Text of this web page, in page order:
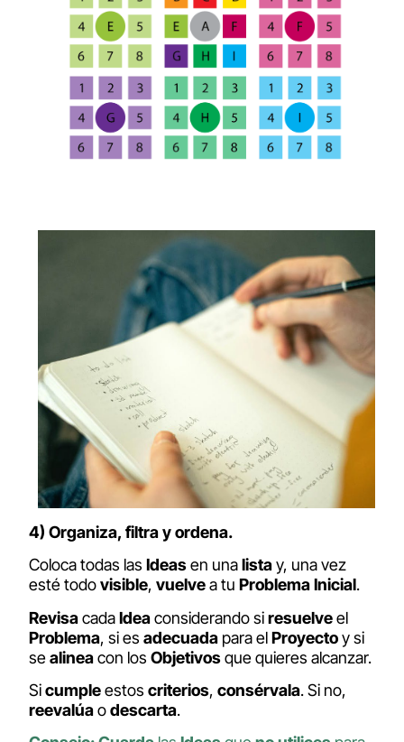
4) Organiza, filtra y ordena.
Coloca todas las Ideasen unalistay, una vez
esté todovisible, vuelvea tu Problema Inicial.
RevisacadaIdeaconsiderando siresuelveel
Problema, si es adecuada para elProyectoy si
sealineacon los Objetivosque quieres alcanzar.
Sicumpleestos criterios, consérvala. Si no,
reevalúaodescarta.